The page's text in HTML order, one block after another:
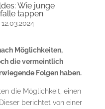
Wie junge
tappen
12.03.2024
Möglichkeiten,
die vermeintlich
Folgen haben.
die Möglichkeit, einen
berichtet von einer